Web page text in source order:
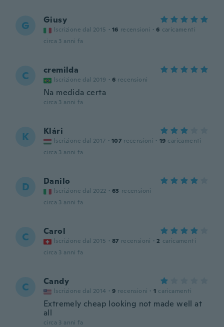
G Giusy
Iscrizione dal 2015 · 16 recensioni · 6 caricamenti
circa 3 anni fa
C cremilda
Iscrizione dal 2019 · 6 recensioni
Na medida certa
circa 3 anni fa
K Klári
Iscrizione dal 2017 · 107 recensioni · 19 caricamenti
circa 3 anni fa
D Danilo
Iscrizione dal 2022 · 63 recensioni
circa 3 anni fa
C Carol
Iscrizione dal 2015 · 87 recensioni · 2 caricamenti
circa 3 anni fa
C Candy
Iscrizione dal 2014 · 9 recensioni · 1 caricamenti
Extremely cheap looking not made well at
all
circa 3 anni fa